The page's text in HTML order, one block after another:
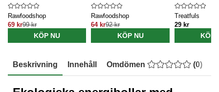
Rawfoodshop
69 kr99 kr
KÖP NU
Rawfoodshop
64 kr92 kr
KÖP NU
Treatfuls
29 kr
KÖP
Beskrivning Innehåll Omdömen (0)